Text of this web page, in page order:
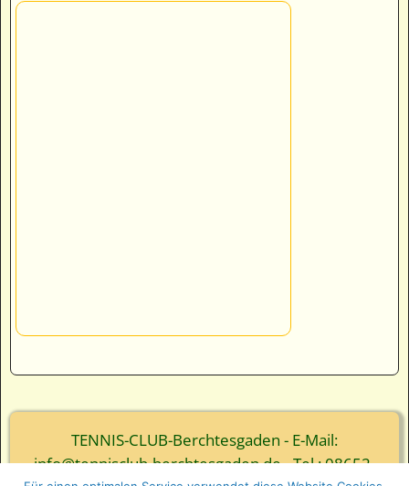
TENNIS-CLUB-Berchtesgaden - E-Mail:
info@tennisclub-berchtesgaden.de - Tel.: 08652-